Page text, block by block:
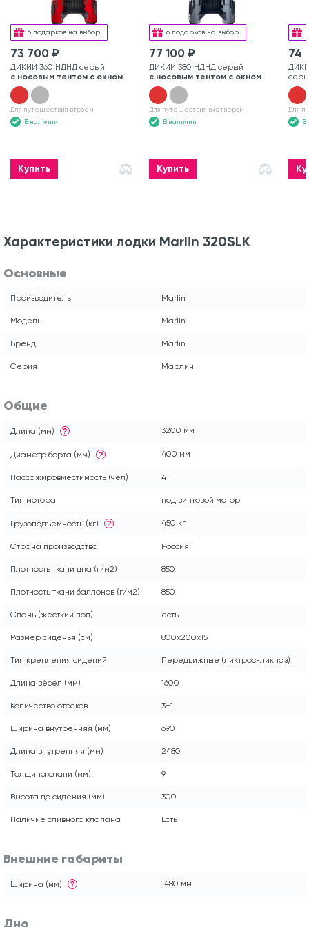
6 подарков на выбор
73 700 ₽
ДИКИЙ 360 НДНД серый
с носовым тентом с окном
Для путешествия втроем
В наличии
Купить
6 подарков на выбор
77 100 ₽
ДИКИЙ 380 НДНД серый
с носовым тентом с окном
Для путешествия вчетвером
В наличии
Купить
74
Для
В
Характеристики лодки Marlin 320SLK
Основные
Производитель Marlin
Модель Marlin
Бренд Marlin
Серия Марлин
Общие
Длина (мм) ? 3200 мм
Диаметр борта (мм) ? 400 мм
Пассажировместимость (чел) 4
Тип мотора под винтовой мотор
Грузоподъемность (кг) ? 450 кг
Страна производства Россия
Плотность ткани дна (г/м2) 850
Плотность ткани баллонов (г/м2) 850
Слань (жесткий пол) есть
Размер сиденья (см) 800x200x15
Тип крепления сидений Передвижные (ликтрос-ликпаз)
Длина вёсел (мм) 1600
Количество отсеков 3+1
Ширина внутренняя (мм) 690
Длина внутренняя (мм) 2480
Толщина слани (мм) 9
Высота до сидения (мм) 300
Наличие сливного клапана Есть
Внешние габариты
Ширина (мм) ? 1480 мм
Дно